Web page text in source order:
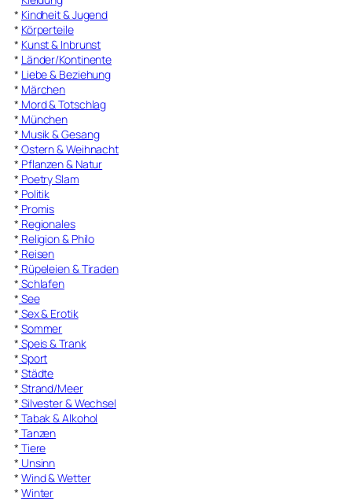
* Kindheit & Jugend
* Körperteile
* Kunst & Inbrunst
* Länder/Kontinente
* Liebe & Beziehung
* Märchen
* Mord & Totschlag
* München
* Musik & Gesang
* Ostern & Weihnacht
* Pflanzen & Natur
* Poetry Slam
* Politik
* Promis
* Regionales
* Religion & Philo
* Reisen
* Rüpeleien & Tiraden
* Schlafen
* See
* Sex & Erotik
* Sommer
* Speis & Trank
* Sport
* Städte
* Strand/Meer
* Silvester & Wechsel
* Tabak & Alkohol
* Tanzen
* Tiere
* Unsinn
* Wind & Wetter
* Winter